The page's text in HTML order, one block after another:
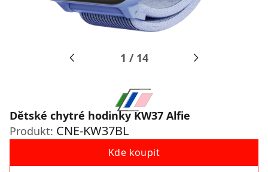
1 / 14
Dětské chytré hodinky KW37 Alfie
Produkt: CNE-KW37BL
Kde koupit